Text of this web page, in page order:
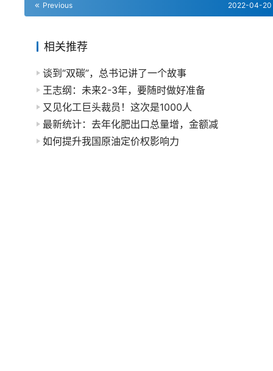
Previous 2022-04-20
相关推荐
谈到“双碳”，总书记讲了一个故事
王志纲：未来2-3年，要随时做好准备
又见化工巨头裁员！这次是1000人
最新统计：去年化肥出口总量增，金额减
如何提升我国原油定价权影响力